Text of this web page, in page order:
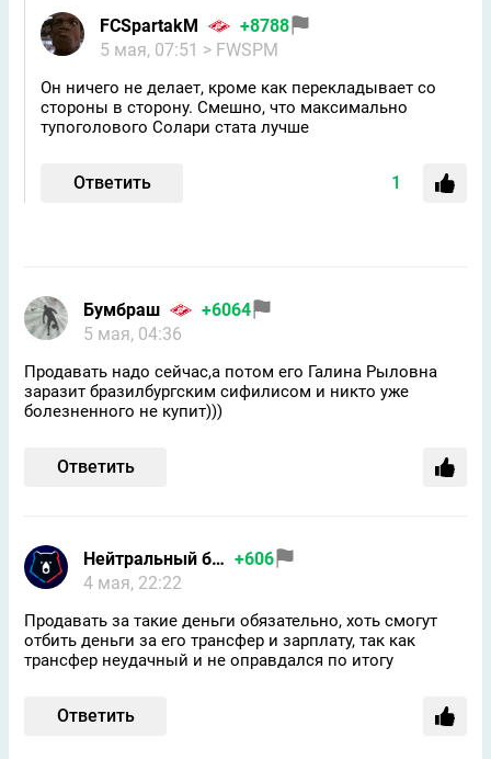
FCSpartakM
+8788
5 мая, 07:51 > FWSPM
Он ничего не делает, кроме как перекладывает со
стороны в сторону. Смешно, что максимально
тупоголового Солари стата лучше
Ответить 1
Бумбраш
+6064
5 мая, 04:36
Продавать надо сейчас,а потом его Галина Рыловна
заразит бразилбургским сифилисом и никто уже
болезненного не купит)))
Ответить
Нейтральный болельщик +606
4 мая, 22:22
Продавать за такие деньги обязательно, хоть смогут
отбить деньги за его трансфер и зарплату, так как
трансфер неудачный и не оправдался по итогу
Ответить